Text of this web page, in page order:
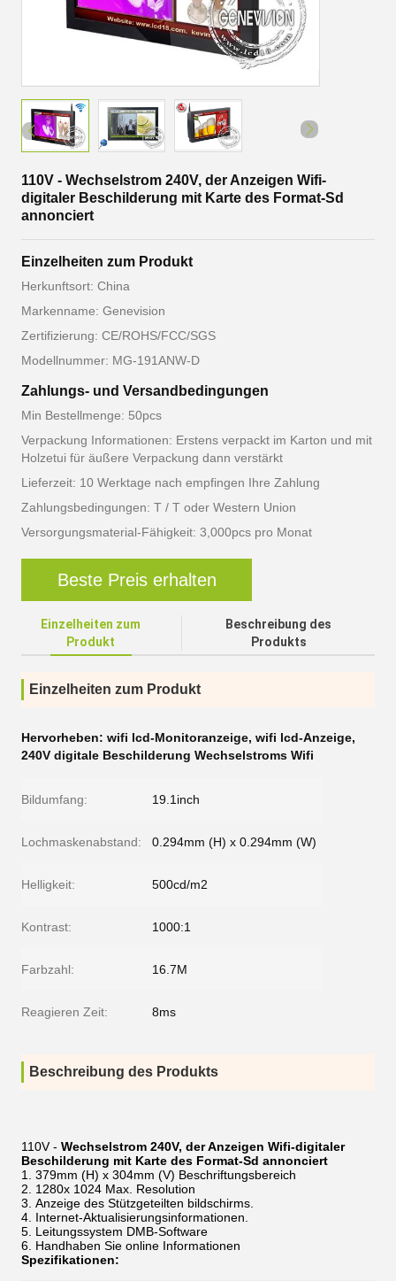
110V - Wechselstrom 240V, der Anzeigen Wifi-
digitaler Beschilderung mit Karte des Format-Sd
annonciert
Einzelheiten zum Produkt
Herkunftsort: China
Markenname: Genevision
Zertifizierung: CE/ROHS/FCC/SGS
Modellnummer: MG-191ANW-D
Zahlungs- und Versandbedingungen
Min Bestellmenge: 50pcs
Verpackung Informationen: Erstens verpackt im Karton und mit
Holzetui für äußere Verpackung dann verstärkt
Lieferzeit: 10 Werktage nach empfingen Ihre Zahlung
Zahlungsbedingungen: T / T oder Western Union
Versorgungsmaterial-Fähigkeit: 3,000pcs pro Monat
Beste Preis erhalten
Einzelheiten zum
Produkt
Beschreibung des
Produkts
Einzelheiten zum Produkt
Hervorheben: wifi lcd-Monitoranzeige, wifi lcd-Anzeige,
240V digitale Beschilderung Wechselstroms Wifi
Bildumfang: 19.1inch
Lochmaskenabstand: 0.294mm (H) x 0.294mm (W)
Helligkeit: 500cd/m2
Kontrast: 1000:1
Farbzahl: 16.7M
Reagieren Zeit: 8ms
Beschreibung des Produkts
110V - Wechselstrom 240V, der Anzeigen Wifi-digitaler
Beschilderung mit Karte des Format-Sd annonciert
379mm (H) x 304mm (V) Beschriftungsbereich
1280x 1024 Max. Resolution
Anzeige des Stützgeteilten bildschirms.
Internet-Aktualisierungsinformationen.
Leitungssystem DMB-Software
Handhaben Sie online Informationen
Spezifikationen: